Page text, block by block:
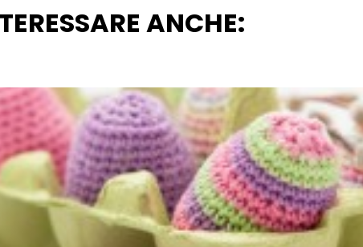
ANCHE: